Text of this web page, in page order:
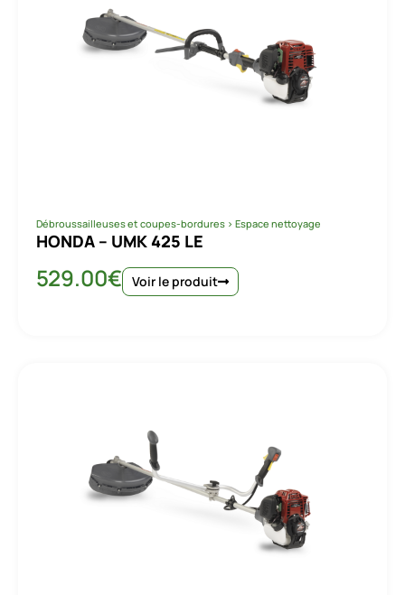
Débroussailleuses et coupes-bordures > Espace nettoyage
HONDA – UMK 425 LE
529.00€ Voir le produit